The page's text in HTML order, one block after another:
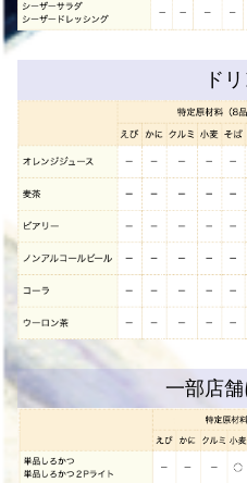
ド
一部店